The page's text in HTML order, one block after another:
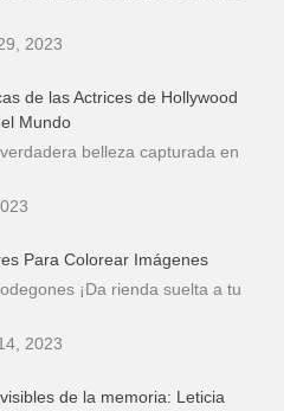
2023
de las Actrices de Hollywood
Mundo
belleza capturada en
Para Colorear Imágenes
¡Da rienda suelta a tu
2023
de la memoria: Leticia